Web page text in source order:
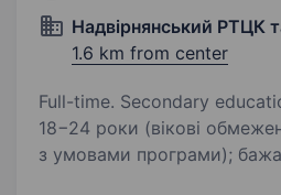
Надвірнянський РТЦК
1.6 km from center
Full-time. Secondary education. Вимоги:
18−24 роки (вікові
з умовами програми); бажання служити своїй